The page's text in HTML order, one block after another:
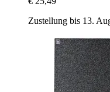
Zustellung bis 13.